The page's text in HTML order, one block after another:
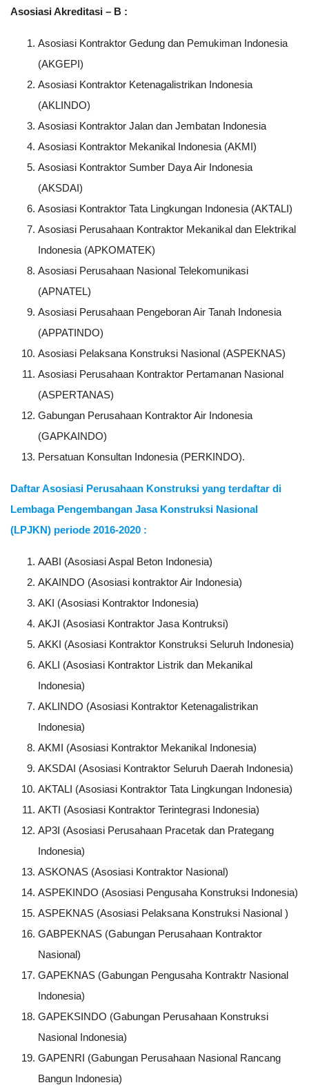
Asosiasi Akreditasi – B :
Asosiasi Kontraktor Gedung dan Pemukiman Indonesia
(AKGEPI)
Asosiasi Kontraktor Ketenagalistrikan Indonesia
(AKLINDO)
Asosiasi Kontraktor Jalan dan Jembatan Indonesia
Asosiasi Kontraktor Mekanikal Indonesia (AKMI)
Asosiasi Kontraktor Sumber Daya Air Indonesia
(AKSDAI)
Asosiasi Kontraktor Tata Lingkungan Indonesia (AKTALI)
Asosiasi Perusahaan Kontraktor Mekanikal dan Elektrikal
Indonesia (APKOMATEK)
Asosiasi Perusahaan Nasional Telekomunikasi
(APNATEL)
Asosiasi Perusahaan Pengeboran Air Tanah Indonesia
(APPATINDO)
Asosiasi Pelaksana Konstruksi Nasional (ASPEKNAS)
Asosiasi Perusahaan Kontraktor Pertamanan Nasional
(ASPERTANAS)
Gabungan Perusahaan Kontraktor Air Indonesia
(GAPKAINDO)
Persatuan Konsultan Indonesia (PERKINDO).
Daftar Asosiasi Perusahaan Konstruksi yang terdaftar di
Lembaga Pengembangan Jasa Konstruksi Nasional
(LPJKN) periode 2016-2020 :
AABI (Asosiasi Aspal Beton Indonesia)
AKAINDO (Asosiasi kontraktor Air Indonesia)
AKI (Asosiasi Kontraktor Indonesia)
AKJI (Asosiasi Kontraktor Jasa Kontruksi)
AKKI (Asosiasi Kontraktor Konstruksi Seluruh Indonesia)
AKLI (Asosiasi Kontraktor Listrik dan Mekanikal
Indonesia)
AKLINDO (Asosiasi Kontraktor Ketenagalistrikan
Indonesia)
AKMI (Asosiasi Kontraktor Mekanikal Indonesia)
AKSDAI (Asosiasi Kontraktor Seluruh Daerah Indonesia)
AKTALI (Asosiasi Kontraktor Tata Lingkungan Indonesia)
AKTI (Asosiasi Kontraktor Terintegrasi Indonesia)
AP3I (Asosiasi Perusahaan Pracetak dan Prategang
Indonesia)
ASKONAS (Asosiasi Kontraktor Nasional)
ASPEKINDO (Asosiasi Pengusaha Konstruksi Indonesia)
ASPEKNAS (Asosiasi Pelaksana Konstruksi Nasional )
GABPEKNAS (Gabungan Perusahaan Kontraktor
Nasional)
GAPEKNAS (Gabungan Pengusaha Kontraktr Nasional
Indonesia)
GAPEKSINDO (Gabungan Perusahaan Konstruksi
Nasional Indonesia)
GAPENRI (Gabungan Perusahaan Nasional Rancang
Bangun Indonesia)